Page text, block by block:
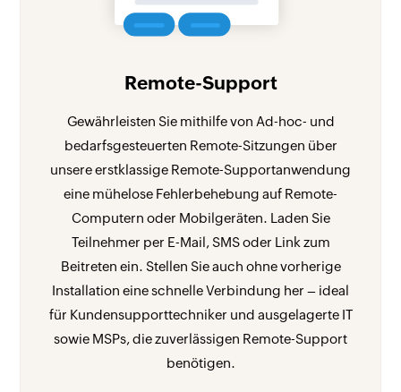
Remote-Support
Gewährleisten Sie mithilfe von Ad-hoc- und
bedarfsgesteuerten Remote-Sitzungen über
unsere erstklassige Remote-Supportanwendung
eine mühelose Fehlerbehebung auf Remote-
Computern oder Mobilgeräten. Laden Sie
Teilnehmer per E-Mail, SMS oder Link zum
Beitreten ein. Stellen Sie auch ohne vorherige
Installation eine schnelle Verbindung her – ideal
für Kundensupporttechniker und ausgelagerte IT
sowie MSPs, die zuverlässigen Remote-Support
benötigen.